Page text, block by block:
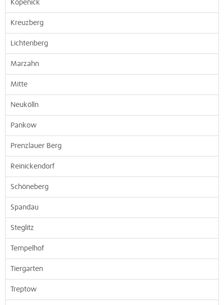
Köpenick
Kreuzberg
Lichtenberg
Marzahn
Mitte
Neukölln
Pankow
Prenzlauer Berg
Reinickendorf
Schöneberg
Spandau
Steglitz
Tempelhof
Tiergarten
Treptow